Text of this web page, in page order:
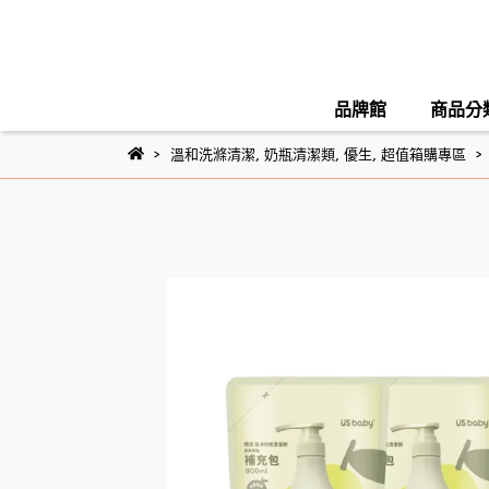
品牌館 商品分
溫和洗滌清潔 奶瓶清潔類, 優生 超值箱購專區